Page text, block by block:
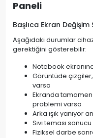
Paneli
Başlıca Ekran
Aşağıdaki durumlar
gerektiğini gösterebilir:
Notebook
Görüntüde
varsa
Ekranda
problemi varsa
Arka ışık yanıyor
Sıvı teması
Fiziksel darbe